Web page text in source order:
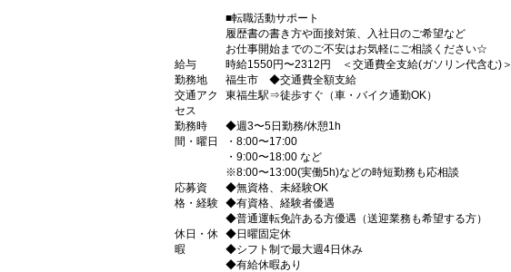
■転職活動サポート
履歴書の書き方や面接対策、入社日のご希望など
お仕事開始までのご不安はお気軽にご相談ください☆
給与
時給1550円〜2312円 ＜交通費全支給(ガソリン代含む)＞
勤務地
福生市 ◆交通費全額支給
交通アク
セス
東福生駅⇒徒歩すぐ（車・バイク通勤OK）
勤務時
間・曜日
◆週3〜5日勤務/休憩1h
・8:00〜17:00
・9:00〜18:00 など
※8:00〜13:00(実働5h)などの時短勤務も応相談
応募資
格・経験
◆無資格、未経験OK
◆有資格、経験者優遇
◆普通運転免許ある方優遇（送迎業務も希望する方）
休日・休
暇
◆日曜固定休
◆シフト制で最大週4日休み
◆有給休暇あり